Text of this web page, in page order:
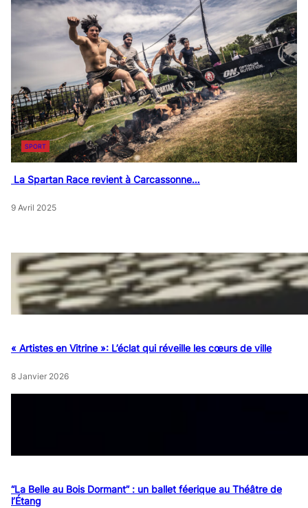
SPORT
La Spartan Race revient à Carcassonne…
9 Avril 2025
« Artistes en Vitrine »: L’éclat qui réveille les cœurs de ville
8 Janvier 2026
“La Belle au Bois Dormant” : un ballet féerique au Théâtre de
l’Étang